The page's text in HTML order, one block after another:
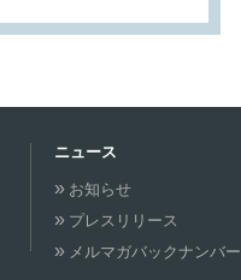
ニュース
お知らせ
プレスリリース
メルマガバックナンバー